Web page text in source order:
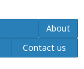
About
Contact us